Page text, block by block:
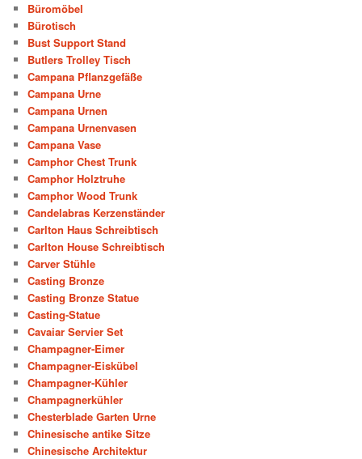
Büromöbel
Bürotisch
Bust Support Stand
Butlers Trolley Tisch
Campana Pflanzgefäße
Campana Urne
Campana Urnen
Campana Urnenvasen
Campana Vase
Camphor Chest Trunk
Camphor Holztruhe
Camphor Wood Trunk
Candelabras Kerzenständer
Carlton Haus Schreibtisch
Carlton House Schreibtisch
Carver Stühle
Casting Bronze
Casting Bronze Statue
Casting-Statue
Cavaiar Servier Set
Champagner-Eimer
Champagner-Eiskübel
Champagner-Kühler
Champagnerkühler
Chesterblade Garten Urne
Chinesische antike Sitze
Chinesische Architektur